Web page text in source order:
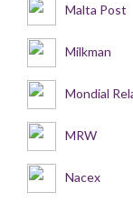
Malta Post
Milkman
Mondial
MRW
Nacex